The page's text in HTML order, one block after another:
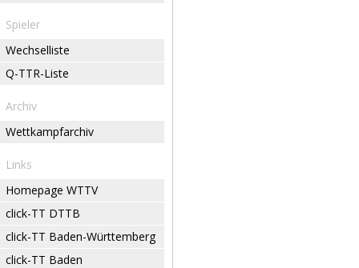
Spieler
Wechselliste
Q-TTR-Liste
Archiv
Wettkampfarchiv
Links
Homepage WTTV
click-TT DTTB
click-TT Baden-Württemberg
click-TT Baden